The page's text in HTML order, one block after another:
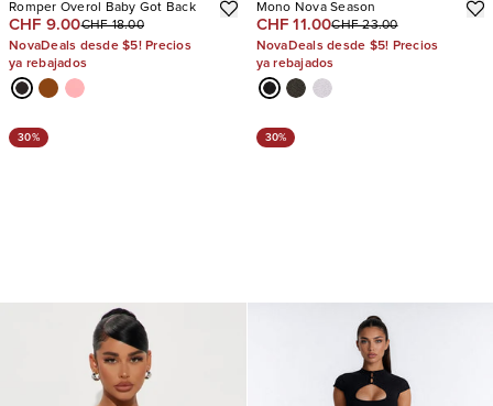
Romper Overol Baby Got Back
CHF 9.00CHF 18.00
NovaDeals desde $5! Precios
ya rebajados
Mono Nova Season
CHF 11.00CHF 23.00
NovaDeals desde $5! Precios
ya rebajados
30% 30%